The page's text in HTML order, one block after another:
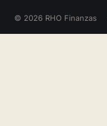
© 2026 RHO Finanzas